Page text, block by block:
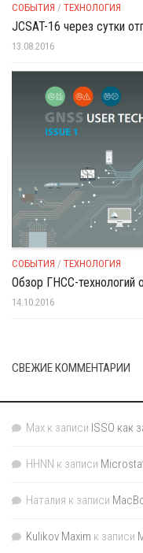
СОБЫТИЯ / ТЕХНОЛОГИЯ
JCSAT-16 через сутки
13.08.2016
СОБЫТИЯ / ТЕХНОЛОГИЯ
Обзор ГНСС-технологий
14.10.2016
СВЕЖИЕ КОММЕНТАРИИ
Max к записи ISSO как
HHNN к записи
Наталия к записи
Kulikov Maxim к записи